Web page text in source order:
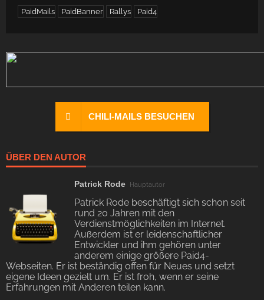
PaidMails PaidBanner Rallys Paid4
CHILI-MAILS BESUCHEN
ÜBER DEN AUTOR
Patrick Rode Hauptautor
Patrick Rode beschäftigt sich schon seit
rund 20 Jahren mit den
Verdienstmöglichkeiten im Internet.
Außerdem ist er leidenschaftlicher
Entwickler und ihm gehören unter
anderem einige größere Paid4-
Webseiten. Er ist beständig offen für Neues und setzt
eigene Ideen gezielt um. Er ist froh, wenn er seine
Erfahrungen mit Anderen teilen kann.